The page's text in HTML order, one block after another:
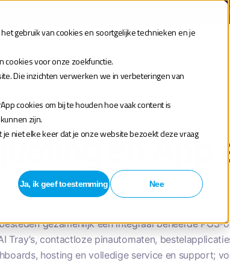
gebruik van cookies en soortgelijke technieken en je
cookies voor onze zoekfunctie.
Die inzichten verwerken we in verbeteringen van
cookies om bij te houden hoe vaak content is
zijn.
niet elke keer dat je onze website bezoekt deze vraag
Ja, ik geef toestemming Nee
webinar van onze TenderApp Scale licentie op donderdag 10
app eten drinken hva uva
en App
gezamenlijk één integraal beheerde
Tray’s, contactloze pinautomaten,
hosting en volledige service en support;